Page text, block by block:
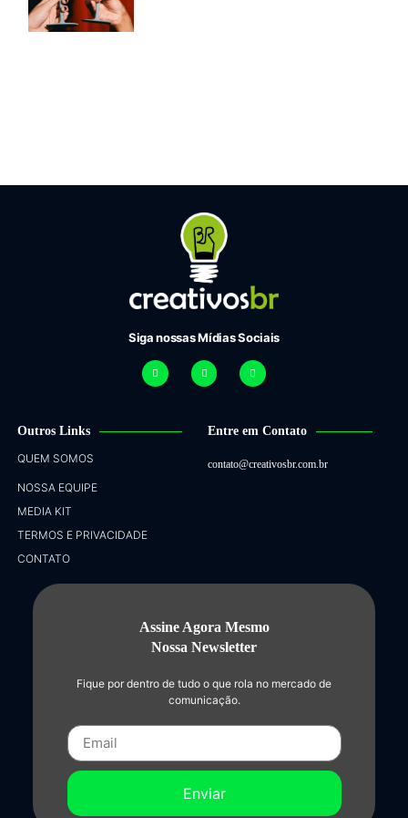
Siga nossas Mídias Sociais
Outros Links
QUEM SOMOS
NOSSA EQUIPE
MEDIA KIT
TERMOS E PRIVACIDADE
CONTATO
Entre em Contato
contato@creativosbr.com.br
Assine Agora Mesmo
Nossa Newsletter
Fique por dentro de tudo o que rola no mercado de
comunicação.
Enviar